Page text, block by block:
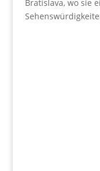
Bratislava, wo sie